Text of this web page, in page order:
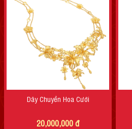
Dây Chuyền Hoa Cưới
20,000,000đ